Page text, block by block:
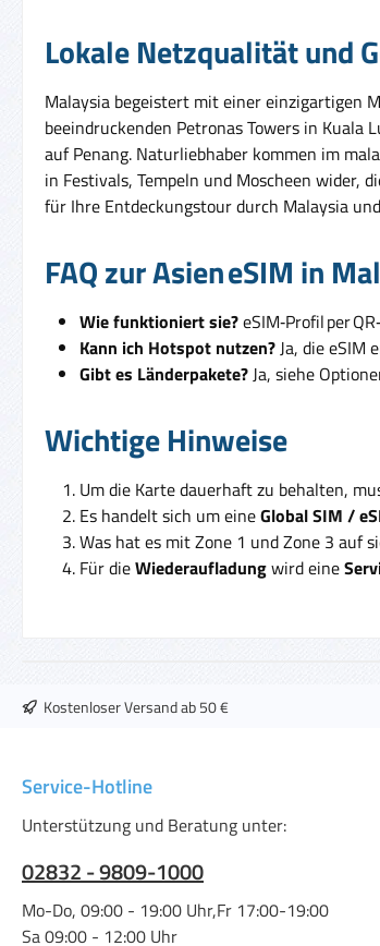
Lokale Netzqualität und
Malaysia begeistert mit einer einzigartigen
beeindruckenden Petronas Towers in
auf Penang. Naturliebhaber kommen im
in Festivals, Tempeln und Moscheen wider,
für Ihre Entdeckungstour durch Malaysia
FAQ zur Asien eSIM in
Wie funktioniert sie?eSIM‑Profil per
Kann ich Hotspot nutzen? Ja, die eSIM
Gibt es Länderpakete? Ja, siehe
Wichtige Hinweise
Um die Karte dauerhaft zu behalten,
Es handelt sich um eineGlobal SIM /
Was hat es mit Zone 1 und Zone 3 auf
Für dieWiederaufladungwird eine
Kostenloser Versand ab 50 €
Service-Hotline
Unterstützung und Beratung unter:
02832 - 9809-1000
Mo-Do, 09:00 - 19:00 Uhr,Fr 17:00-19:00
Sa 09:00 - 12:00 Uhr